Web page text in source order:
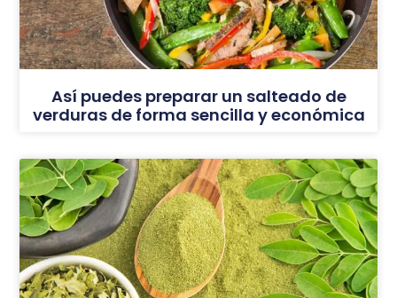
Así puedes preparar un salteado de
verduras de forma sencilla y económica